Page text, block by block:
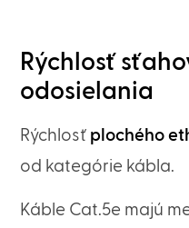
Rýchlosť
odosielania
Rýchlosť plochého
od kategórie kábla.
Káble Cat.5e majú